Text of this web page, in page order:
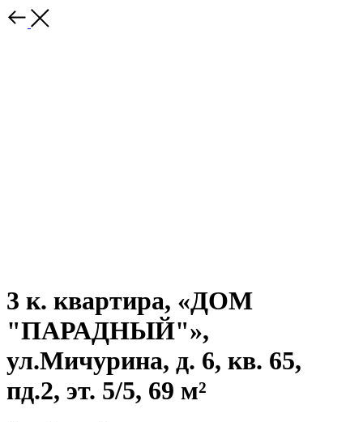
3 к. квартира, «ДОМ
"ПАРАДНЫЙ"»,
ул.Мичурина, д. 6, кв. 65,
пд.2, эт. 5/5, 69 м²